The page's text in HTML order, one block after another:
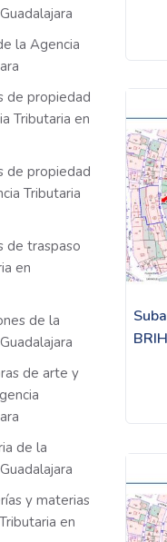
la Agencia
de propiedad
Tributaria en
de propiedad
Tributaria
de traspaso
en
de la
de arte y
de la
y materias
en